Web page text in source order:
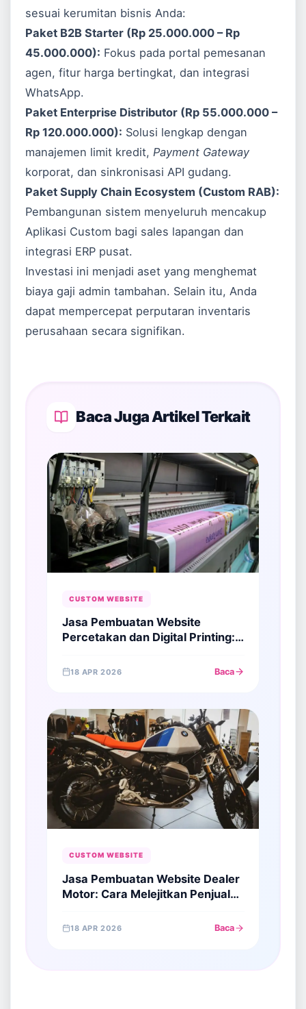
sesuai kerumitan bisnis Anda:
Paket B2B Starter (Rp 25.000.000 – Rp
45.000.000): Fokus pada portal pemesanan
agen, fitur harga bertingkat, dan integrasi
WhatsApp.
Paket Enterprise Distributor (Rp 55.000.000 –
Rp 120.000.000): Solusi lengkap dengan
manajemen limit kredit,Payment Gateway
korporat, dan sinkronisasi API gudang.
Paket Supply Chain Ecosystem (Custom RAB):
Pembangunan sistem menyeluruh mencakup
Aplikasi Custom bagi sales lapangan dan
integrasi ERP pusat.
Investasi ini menjadi aset yang menghemat
biaya gaji admin tambahan. Selain itu, Anda
dapat mempercepat perputaran inventaris
perusahaan secara signifikan.
Baca Juga Artikel Terkait
CUSTOM WEBSITE
Jasa Pembuatan Website
Percetakan dan Digital Printing:
Antre
18 APR 2026 Baca
CUSTOM WEBSITE
Jasa Pembuatan Website Dealer
Motor: Cara Melejitkan Penjualan
18 APR 2026 Baca